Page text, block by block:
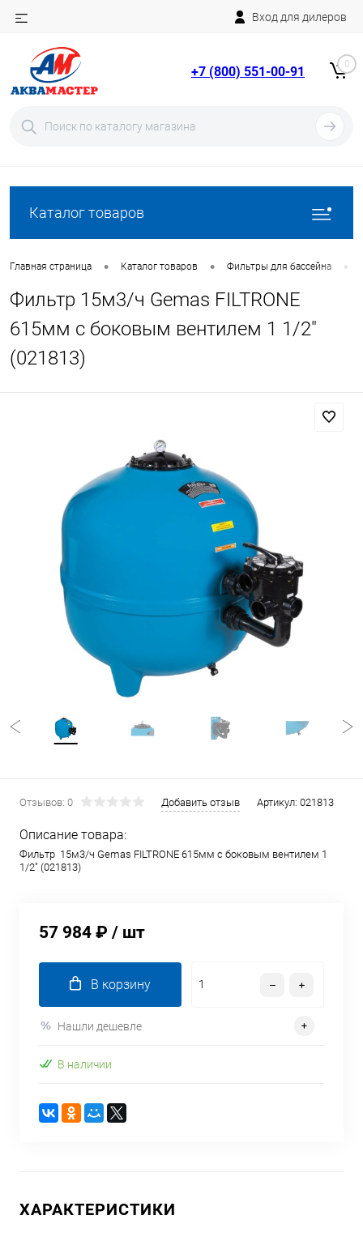
Вход для дилеров
+7 (800) 551-00-91 0
Каталог товаров
Главная страница • Каталог товаров • Фильтры для бассейна •
Фильтр 15м3/ч Gemas FILTRONE
615мм с боковым вентилем 1 1/2"
(021813)
Отзывов: 0 Добавить отзыв Артикул: 021813
Описание товара:
Фильтр 15м3/ч Gemas FILTRONE 615мм с боковым вентилем 1
1/2" (021813)
57 984 ₽ / шт
В корзину
Нашли дешевле
В наличии
ХАРАКТЕРИСТИКИ